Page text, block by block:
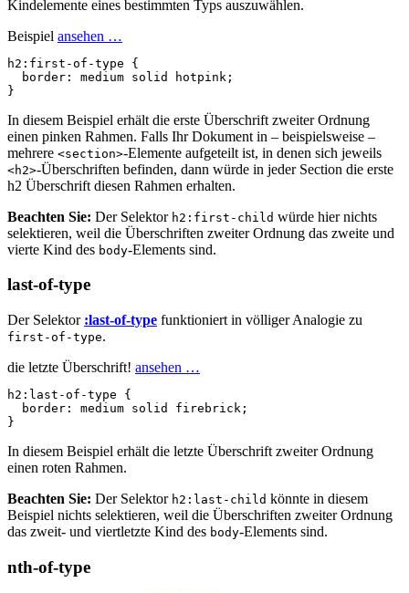
Kindelemente eines bestimmten Typs auszuwählen.
Beispiel ansehen …
h2 :first-of-type
{
border : medium solid hotpink ;
}
In diesem Beispiel erhält die erste Überschrift zweiter Ordnung
einen pinken Rahmen. Falls Ihr Dokument in – beispielsweise –
mehrere <section>-Elemente aufgeteilt ist, in denen sich jeweils
<h2>-Überschriften befinden, dann würde in jeder Section die erste
h2 Überschrift diesen Rahmen erhalten.
Beachten Sie: Der Selektor h2:first-child würde hier nichts
selektieren, weil die Überschriften zweiter Ordnung das zweite und
vierte Kind des body-Elements sind.
last-of-type
Der Selektor :last-of-type funktioniert in völliger Analogie zu
first-of-type.
die letzte Überschrift! ansehen …
h2 :last-of-type
{
border : medium solid firebrick ;
}
In diesem Beispiel erhält die letzte Überschrift zweiter Ordnung
einen roten Rahmen.
Beachten Sie: Der Selektor h2:last-child könnte in diesem
Beispiel nichts selektieren, weil die Überschriften zweiter Ordnung
das zweit- und viertletzte Kind des body-Elements sind.
nth-of-type